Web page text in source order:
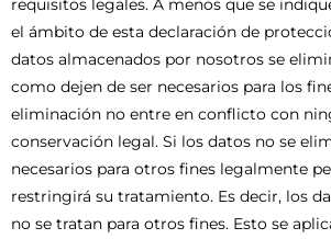
requisitos legales. A menos que se
el ámbito de esta declaración de
datos almacenados por nosotros se
como dejen de ser necesarios para los
eliminación no entre en conflicto con
conservación legal. Si los datos no se
necesarios para otros fines legalmente
restringirá su tratamiento. Es decir, los
no se tratan para otros fines. Esto se